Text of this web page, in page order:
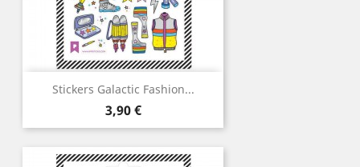
Stickers Galactic Fashion...
Prix
3,90 €